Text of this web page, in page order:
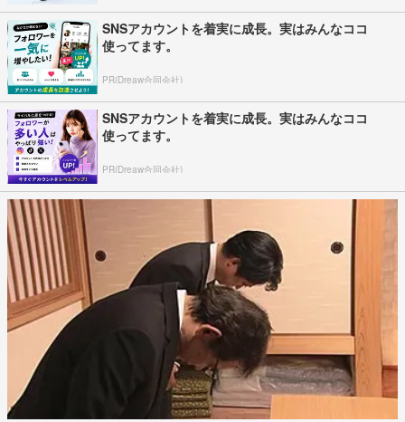
SNSアカウントを着実に成長。実はみんなココ
使ってます。
PR(Dreaw合同会社)
SNSアカウントを着実に成長。実はみんなココ
使ってます。
PR(Dreaw合同会社)